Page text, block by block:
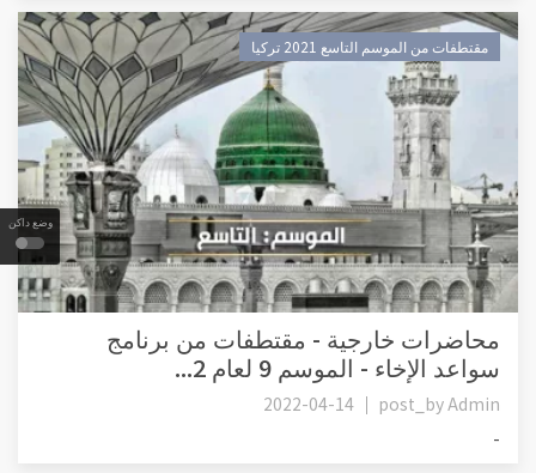
وضع داكن
مقتطفات من الموسم التاسع 2021 تركيا
محاضرات خارجية - مقتطفات من برنامج
سواعد الإخاء - الموسم 9 لعام 2...
post_byAdmin
2022-04-14
-